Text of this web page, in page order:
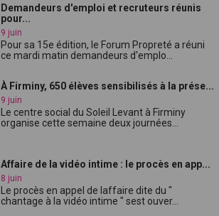
Demandeurs d'emploi et recruteurs réunis
pour...
9 juin
Pour sa 15e édition, le Forum Propreté a réuni
ce mardi matin demandeurs d'emplo...
À Firminy, 650 élèves sensibilisés à la prése...
9 juin
Le centre social du Soleil Levant à Firminy
organise cette semaine deux journées...
Affaire de la vidéo intime : le procès en app...
8 juin
Le procès en appel de laffaire dite du "
chantage à la vidéo intime " sest ouver...